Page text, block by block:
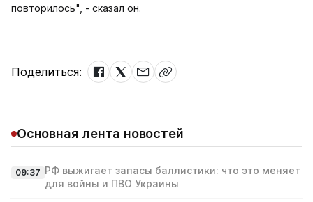
повторилось", - сказал он.
Поделиться:
Основная лента новостей
09:37 РФ выжигает запасы баллистики: что это меняет
для войны и ПВО Украины